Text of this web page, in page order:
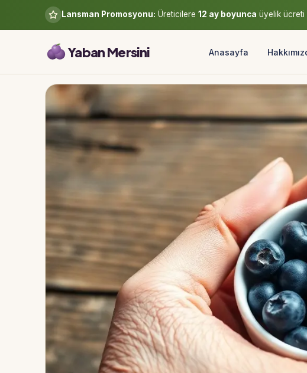
Lansman Promosyonu: Üreticilere 12 ay boyunca üyelik ücreti
Yaban Mersini Anasayfa